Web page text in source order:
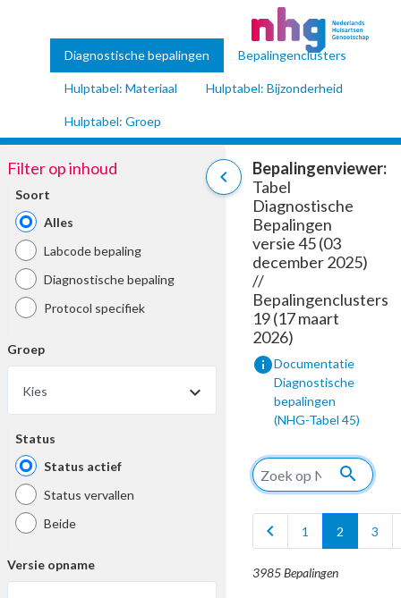
Diagnostische bepalingen Bepalingenclusters
Hulptabel: Materiaal Hulptabel: Bijzonderheid
Hulptabel: Groep
chevron_left
Filter op inhoud
Soort
Alles
Labcode bepaling
Diagnostische bepaling
Protocol specifiek
Groep
Kies
Status
Status actief
Status vervallen
Beide
Versie opname
Bepalingenviewer:
Tabel
Diagnostische
Bepalingen
versie 45 (03
december 2025)
//
Bepalingenclusters
19 (17 maart
2026)
infoDocumentatie
Diagnostische
bepalingen
(NHG-Tabel 45)
search
chevron_left 1 2 3
3985 Bepalingen